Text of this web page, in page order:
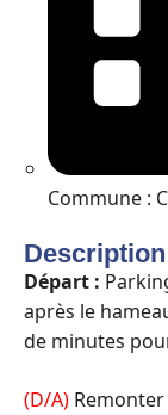
Commune :
Description
Départ :
après le
de minutes
(D/A)